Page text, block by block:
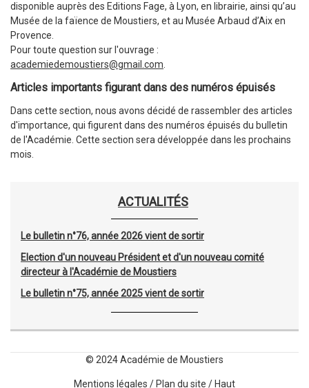
ACTUALITÉS
Le bulletin n°76, année 2026 vient de sortir
Election d'un nouveau Président et d'un nouveau comité
directeur à l'Académie de Moustiers
Le bulletin n°75, année 2025 vient de sortir
disponible auprès des Editions Fage, à Lyon, en librairie, ainsi qu’au
Musée de la faïence de Moustiers, et au Musée Arbaud d’Aix en
Provence.
Pour toute question sur l'ouvrage :
academiedemoustiers@gmail.com
Articles importants figurant dans des numéros épuisés
Dans cette section, nous avons décidé de rassembler des articles
d'importance, qui figurent dans des numéros épuisés du bulletin
de l'Académie. Cette section sera développée dans les prochains
mois.
© 2024 Académie de Moustiers
Mentions légales / Plan du site / Haut